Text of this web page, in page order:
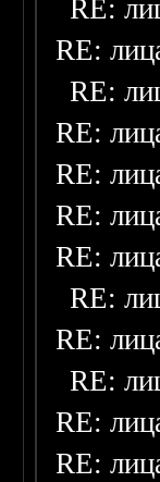
RE:
RE:
RE:
RE:
RE:
RE:
RE:
RE:
RE:
RE:
RE:
RE: